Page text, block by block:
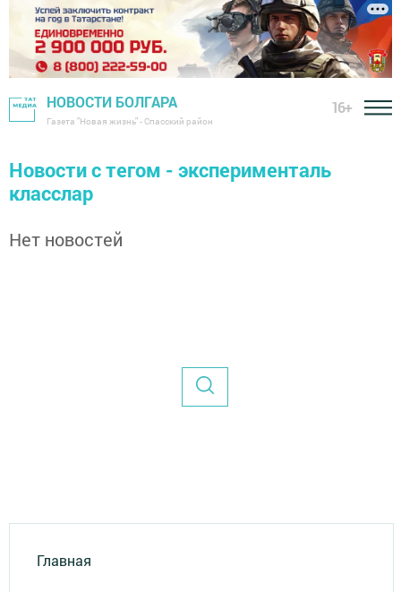
НОВОСТИ БОЛГАРА
Газета "Новая жизнь" - Спасский район
16+
Новости с тегом - эксперименталь
класслар
Нет новостей
Главная